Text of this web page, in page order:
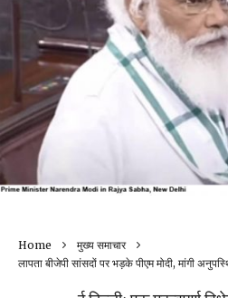
Home
मुख्य समाचार
लापता बीजेपी सांसदों पर भड़के पीएम मोदी, मांगी